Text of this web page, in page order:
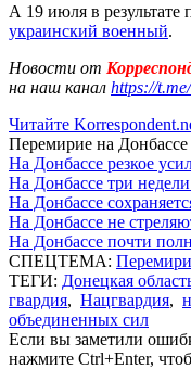
А 19 июля в
украинский военный.
Новости от
на наш канал https://
Читайте
Перемирие на Донбассе
На Донбассе резкое
На Донбассе три
На Донбассе
На Донбассе не
На Донбассе почти
СПЕЦТЕМА:
ТЕГИ: Донецкая
гвардия, Нацгвардия,
объединенных сил
Если вы заметили
нажмите Ctrl+Enter,